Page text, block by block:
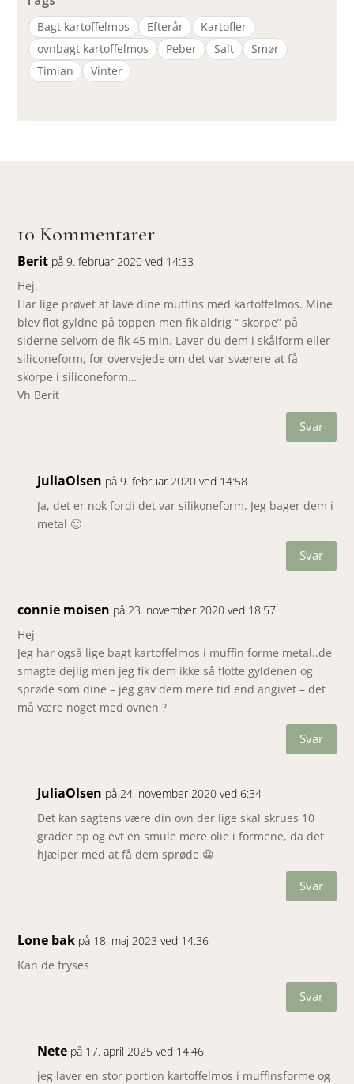
Bagt kartoffelmos Efterår
Kartofler
ovnbagt kartoffelmos
Peber Salt
Smør
Timian
Vinter
10 Kommentarer
Berit på 9. februar 2020 ved 14:33
Hej.
Har lige prøvet at lave dine muffins med kartoffelmos. Mine
blev flot gyldne på toppen men fik aldrig “ skorpe” på
siderne selvom de fik 45 min. Laver du dem i skålform eller
siliconeform, for overvejede om det var sværere at få
skorpe i siliconeform…
Vh Berit
Svar
JuliaOlsen på 9. februar 2020 ved 14:58
Ja, det er nok fordi det var silikoneform. Jeg bager dem i
metal 🙂
Svar
connie moisen på 23. november 2020 ved 18:57
Hej
Jeg har også lige bagt kartoffelmos i muffin forme metal..de
smagte dejlig men jeg fik dem ikke så flotte gyldenen og
sprøde som dine – jeg gav dem mere tid end angivet – det
må være noget med ovnen ?
Svar
JuliaOlsen på 24. november 2020 ved 6:34
Det kan sagtens være din ovn der lige skal skrues 10
grader op og evt en smule mere olie i formene, da det
hjælper med at få dem sprøde 😀
Svar
Lone bak på 18. maj 2023 ved 14:36
Kan de fryses
Svar
Nete på 17. april 2025 ved 14:46
jeg laver en stor portion kartoffelmos i muffinsforme og